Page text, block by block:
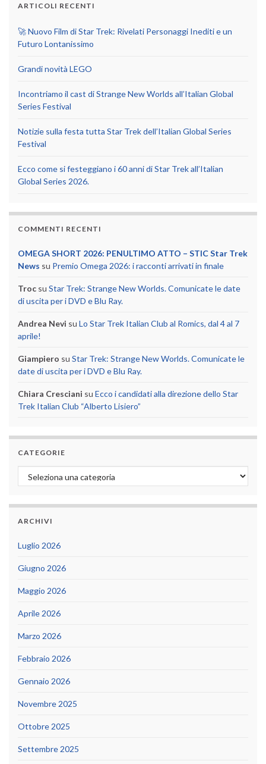
ARTICOLI RECENTI
🚀 Nuovo Film di Star Trek: Rivelati Personaggi Inediti e un
Futuro Lontanissimo
Grandi novità LEGO
Incontriamo il cast di Strange New Worlds all’Italian Global
Series Festival
Notizie sulla festa tutta Star Trek dell’Italian Global Series
Festival
Ecco come si festeggiano i 60 anni di Star Trek all’Italian
Global Series 2026.
COMMENTI RECENTI
OMEGA SHORT 2026: PENULTIMO ATTO – STIC Star Trek
News su Premio Omega 2026: i racconti arrivati in finale
Troc su Star Trek: Strange New Worlds. Comunicate le date
di uscita per i DVD e Blu Ray.
Andrea Nevi su Lo Star Trek Italian Club al Romics, dal 4 al 7
aprile!
Giampiero su Star Trek: Strange New Worlds. Comunicate le
date di uscita per i DVD e Blu Ray.
Chiara Cresciani su Ecco i candidati alla direzione dello Star
Trek Italian Club “Alberto Lisiero”
CATEGORIE
Categorie
ARCHIVI
Luglio 2026
Giugno 2026
Maggio 2026
Aprile 2026
Marzo 2026
Febbraio 2026
Gennaio 2026
Novembre 2025
Ottobre 2025
Settembre 2025